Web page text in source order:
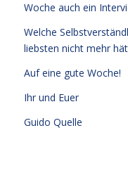
Woche auch ein
Welche
liebsten nicht mehr
Auf eine gute Woche!
Ihr und Euer
Guido Quelle